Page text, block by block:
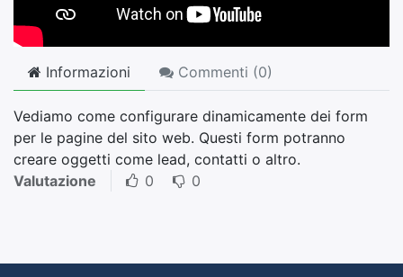
Informazioni Commenti (0)
Vediamo come configurare dinamicamente dei form
per le pagine del sito web. Questi form potranno
creare oggetti come lead, contatti o altro.
Valutazione
0 0